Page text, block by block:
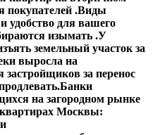
покупателей .Виды
удобство для вашего
изымать .У
земельный участок за
выросла на
за перенос
Банки
на загородном рынке
Москвы: